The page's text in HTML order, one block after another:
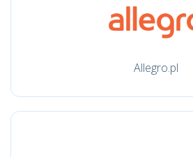
Allegro.pl